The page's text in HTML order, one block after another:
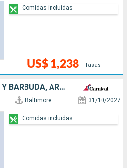
US$ 1,238 +Tasas
Comidas incluidas
SAN MARTÍN, ANTIGUA Y BARBUDA, ARUBA, ESTADOS UNIDOS
Baltimore 31/10/2027
Comidas incluidas